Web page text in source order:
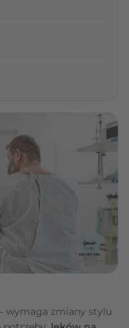
wymaga zmiany stylu